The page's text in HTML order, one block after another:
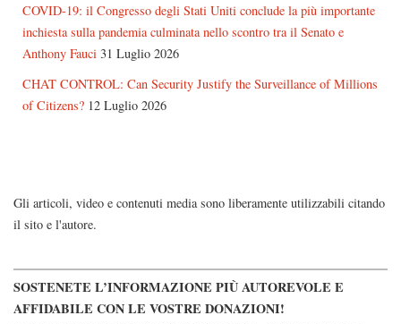
COVID-19: il Congresso degli Stati Uniti conclude la più importante
inchiesta sulla pandemia culminata nello scontro tra il Senato e
Anthony Fauci 31 Luglio 2026
CHAT CONTROL: Can Security Justify the Surveillance of Millions
of Citizens? 12 Luglio 2026
Gli articoli, video e contenuti media sono liberamente utilizzabili citando
il sito e l'autore.
SOSTENETE L’INFORMAZIONE PIÙ AUTOREVOLE E
AFFIDABILE CON LE VOSTRE DONAZIONI!